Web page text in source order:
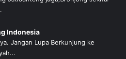
Indonesia
Jangan Lupa Berkunjung ke